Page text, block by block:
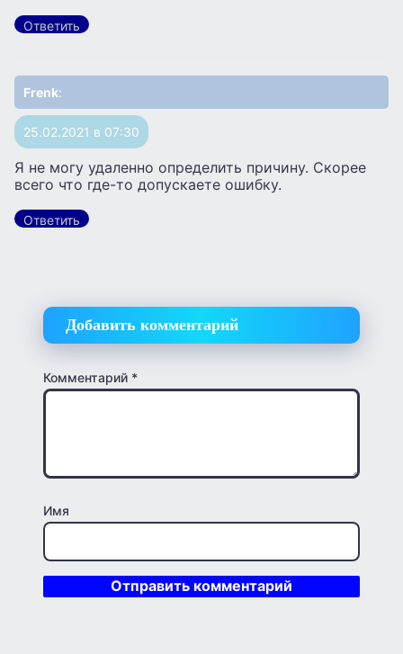
Ответить
Frenk:
25.02.2021 в 07:30
Я не могу удаленно определить причину. Скорее
всего что где-то допускаете ошибку.
Ответить
Добавить комментарий
Комментарий *
Имя